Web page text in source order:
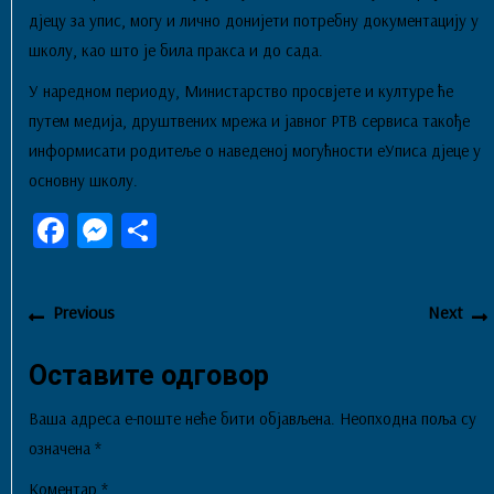
дјецу за упис, могу и лично донијети потребну документацију у
школу, као што је била пракса и до сада.
У наредном периоду, Министарство просвјете и културе ће
путем медија, друштвених мрежа и јавног РТВ сервиса такође
информисати родитеље о наведенoj могућности еУписа дјеце у
основну школу.
Fa
bo
M
se
er
чланка
PreviousPrevious
Next
Оставите одговор
Ваша адреса е-поште неће бити објављена. Неопходна поља су
означена *
Коментар *